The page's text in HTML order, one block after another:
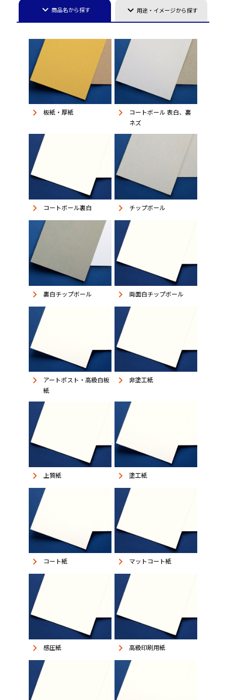
keyboard_arrow_down 商品名から探す keyboard_arrow_down用途・イメージから探す
keyboard_arrow_right 板紙・厚紙 keyboard_arrow_right
コートボール 表白、裏
ネズ
keyboard_arrow_right コートボール裏白 keyboard_arrow_right チップボール
keyboard_arrow_right 裏白チップボール keyboard_arrow_right 両面白チップボール
keyboard_arrow_right
アートポスト・高級白板
紙
keyboard_arrow_right 非塗工紙
keyboard_arrow_right 上質紙 keyboard_arrow_right 塗工紙
keyboard_arrow_right コート紙 keyboard_arrow_right マットコート紙
keyboard_arrow_right 感圧紙 keyboard_arrow_right 高級印刷用紙